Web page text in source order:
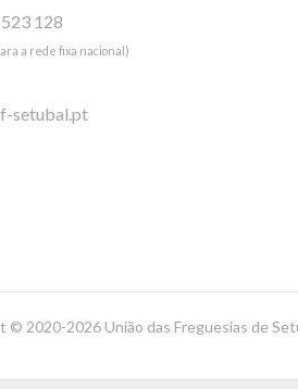
128
a rede fixa nacional)
setubal.pt
© 2020-2026 União das Freguesias de